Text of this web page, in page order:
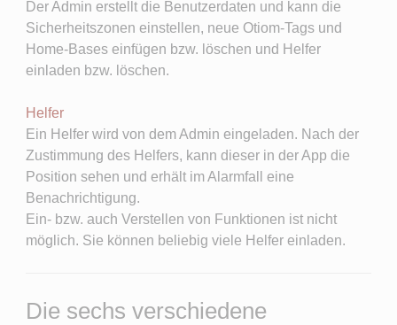
Der Admin erstellt die Benutzerdaten und kann die
Sicherheitszonen einstellen, neue Otiom-Tags und
Home-Bases einfügen bzw. löschen und Helfer
einladen bzw. löschen.
Helfer
Ein Helfer wird von dem Admin eingeladen. Nach der
Zustimmung des Helfers, kann dieser in der App die
Position sehen und erhält im Alarmfall eine
Benachrichtigung.
Ein- bzw. auch Verstellen von Funktionen ist nicht
möglich. Sie können beliebig viele Helfer einladen.
Die sechs verschiedene